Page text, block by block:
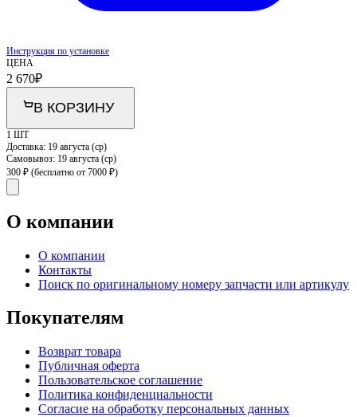
Инструкция по установке
ЦЕНА
2 670₽
В КОРЗИНУ
1 ШТ
Доставка: 19 августа (ср)
Самовывоз: 19 августа (ср)
300 ₽ (бесплатно от 7000 ₽)
О компании
О компании
Контакты
Поиск по оригинальному номеру запчасти или артикулу
Покупателям
Возврат товара
Публичная оферта
Пользовательское соглашение
Политика конфиденциальности
Согласие на обработку персональных данных